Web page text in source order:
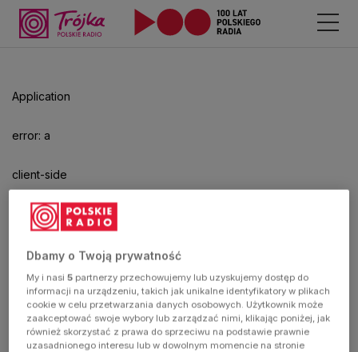
Application
error: a
client-side
exception
has
occurred
(see the
aby
odtwarzać.
Dbamy o Twoją prywatność
My i nasi5 partnerzy przechowujemy lub uzyskujemy dostęp do
informacji na urządzeniu, takich jak unikalne identyfikatory w plikach
cookie w celu przetwarzania danych osobowych. Użytkownik może
zaakceptować swoje wybory lub zarządzać nimi, klikając poniżej, jak
również skorzystać z prawa do sprzeciwu na podstawie prawnie
uzasadnionego interesu lub w dowolnym momencie na stronie